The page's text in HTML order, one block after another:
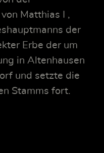
Matthias I ,
der
Erbe der um
in Altenhausen
und setzte die
Stamms fort.